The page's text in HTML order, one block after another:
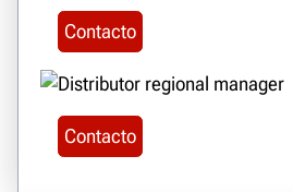
Contacto
Contacto